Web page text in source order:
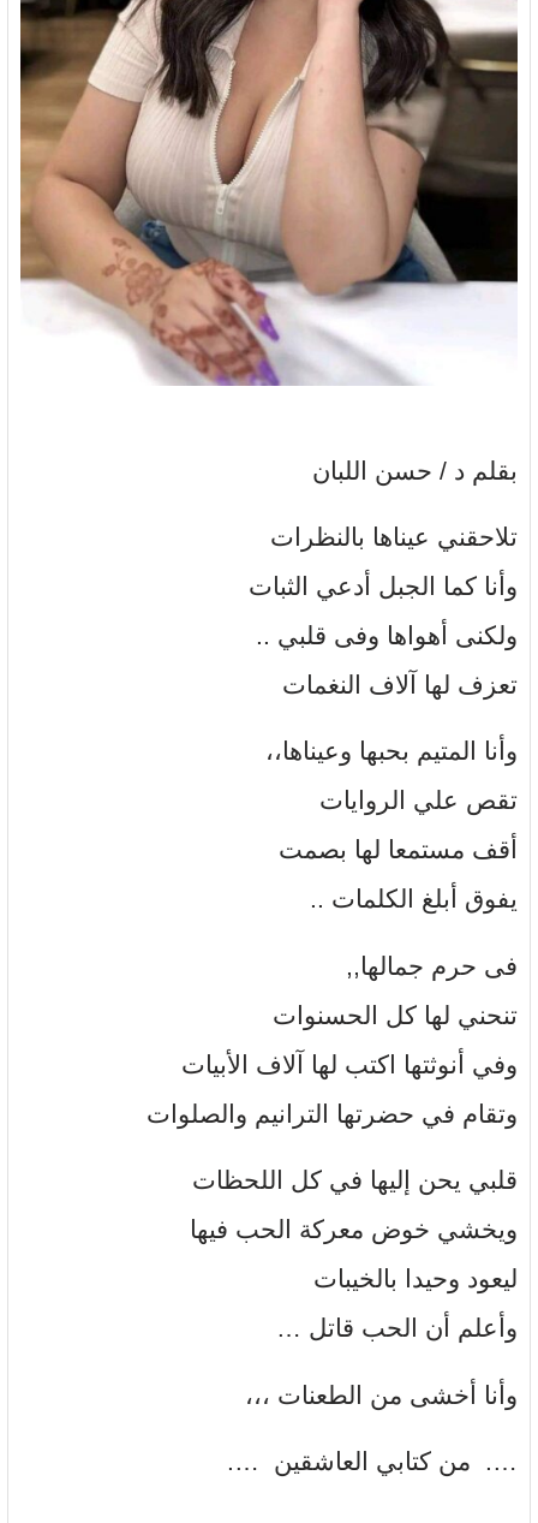
بقلم د / حسن اللبان
تلاحقني عيناها بالنظرات
وأنا كما الجبل أدعي الثبات
ولكنى أهواها وفى قلبي ..
تعزف لها آلاف النغمات
وأنا المتيم بحبها وعيناها،،
تقص علي الروايات
أقف مستمعا لها بصمت
يفوق أبلغ الكلمات ..
فى حرم جمالها,,
تنحني لها كل الحسنوات
وفي أنوثتها اكتب لها آلاف الأبيات
وتقام في حضرتها الترانيم والصلوات
قلبي يحن إليها في كل اللحظات
ويخشي خوض معركة الحب فيها
ليعود وحيدا بالخيبات
وأعلم أن الحب قاتل …
وأنا أخشى من الطعنات ،،،
…. من كتابي العاشقين ….